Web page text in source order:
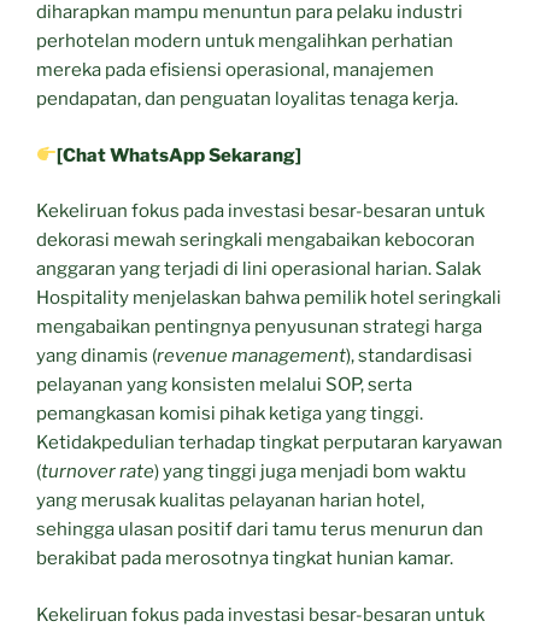
diharapkan mampu menuntun para pelaku industri
perhotelan modern untuk mengalihkan perhatian
mereka pada efisiensi operasional, manajemen
pendapatan, dan penguatan loyalitas tenaga kerja.
[Chat WhatsApp Sekarang]
Kekeliruan fokus pada investasi besar-besaran untuk
dekorasi mewah seringkali mengabaikan kebocoran
anggaran yang terjadi di lini operasional harian. Salak
Hospitality menjelaskan bahwa pemilik hotel seringkali
mengabaikan pentingnya penyusunan strategi harga
yang dinamis (revenue management), standardisasi
pelayanan yang konsisten melalui SOP, serta
pemangkasan komisi pihak ketiga yang tinggi.
Ketidakpedulian terhadap tingkat perputaran karyawan
(turnover rate) yang tinggi juga menjadi bom waktu
yang merusak kualitas pelayanan harian hotel,
sehingga ulasan positif dari tamu terus menurun dan
berakibat pada merosotnya tingkat hunian kamar.
Kekeliruan fokus pada investasi besar-besaran untuk